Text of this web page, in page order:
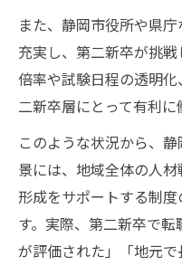
また、静岡市役所や県
充実し、第二新卒が挑戦
倍率や試験日程の透明
二新卒層にとって有利に
このような状況から、
景には、地域全体の人
形成をサポートする制
す。実際、第二新卒で
が評価された」「地元